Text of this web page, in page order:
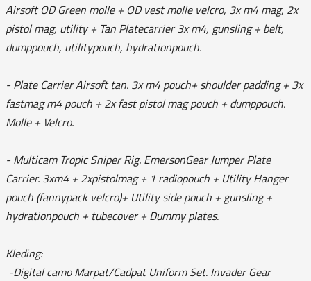
Airsoft OD Green molle + OD vest molle velcro, 3x m4 mag, 2x
pistol mag, utility + Tan Platecarrier 3x m4, gunsling + belt,
dumppouch, utilitypouch, hydrationpouch.
- Plate Carrier Airsoft tan. 3x m4 pouch+ shoulder padding + 3x
fastmag m4 pouch + 2x fast pistol mag pouch + dumppouch.
Molle + Velcro.
- Multicam Tropic Sniper Rig. EmersonGear Jumper Plate
Carrier. 3xm4 + 2xpistolmag + 1 radiopouch + Utility Hanger
pouch (fannypack velcro)+ Utility side pouch + gunsling +
hydrationpouch + tubecover + Dummy plates.
Kleding:
-Digital camo Marpat/Cadpat Uniform Set. Invader Gear